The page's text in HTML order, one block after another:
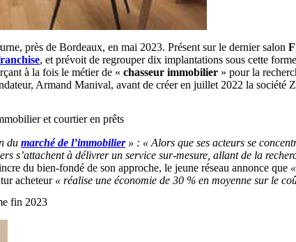
près de Bordeaux, en mai 2023. Présent sur le dernier salon
, et prévoit de regrouper dix implantations sous cette
à la fois le métier de « chasseur immobilier » pour la
Armand Manival, avant de créer en juillet 2022 la société
et courtier en prêts
du marché de l’immobilier» : « Alors que ses acteurs se
s’attachent à délivrer un service sur-mesure, allant de la
du bien-fondé de son approche, le jeune réseau annonce que
acheteur « réalise une économie de 30 % en moyenne sur le
fin 2023